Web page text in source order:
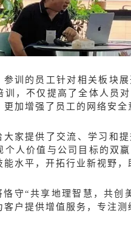
参训的员工针对相关板块
训，不仅提高了全体人员
更加增强了员工的网络安全
大家提供了交流、学习和
个人价值与公司目标的双
能水平，开拓行业新视野
恪守“共享地理智慧，共创
客户提供增值服务，专注